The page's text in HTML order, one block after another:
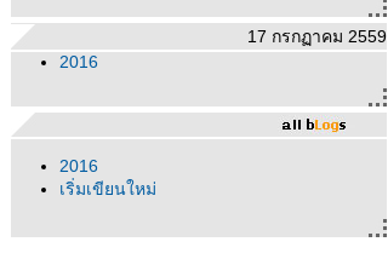
17 กรกฏาคม 2559
2016
2016
เริ่มเขียนใหม่